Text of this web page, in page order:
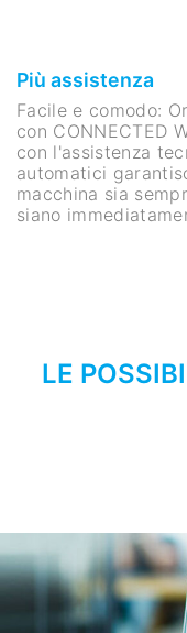
Più assistenza
Facile e comodo:
con CONNECTED
con l'assistenza
automatici
macchina sia
siano
LE